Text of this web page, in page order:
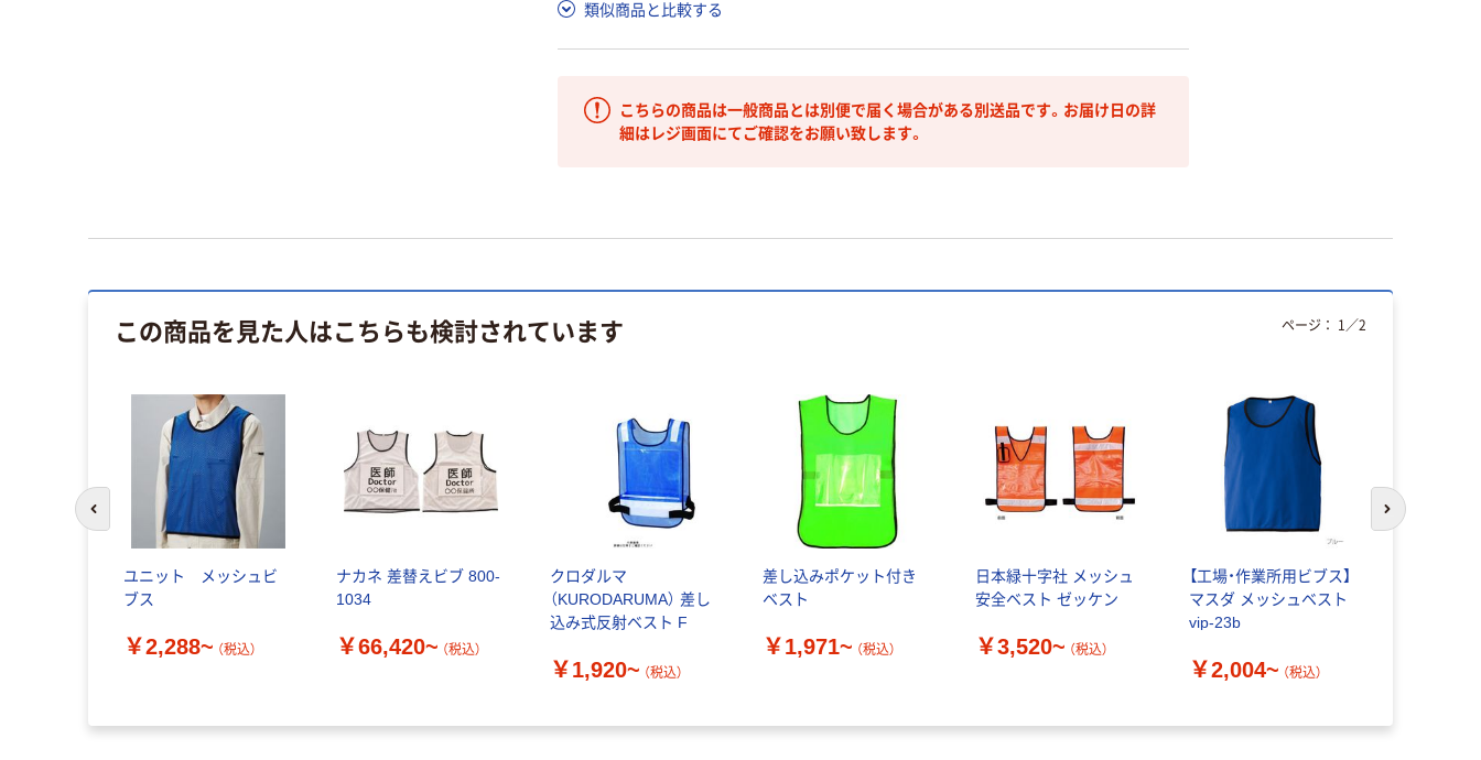
類似商品と比較する
こちらの商品は一般商品とは別便で届く場合がある別送品です。お届け日の詳
細はレジ画面にてご確認をお願い致します。
この商品を見た人はこちらも検討されています
ユニット メッシュビ
ブス
￥2,288~ （税込）
ナカネ 差替えビブ 800-
1034
￥66,420~ （税込）
クロダルマ
（KURODARUMA） 差し
込み式反射ベスト F
￥1,920~ （税込）
差し込みポケット付き
ベスト
￥1,971~ （税込）
日本緑十字社 メッシュ
安全ベスト ゼッケン
￥3,520~ （税込）
【工場・作業所用ビブス】
マスダ メッシュベスト
vip-23b
￥2,004~ （税込）
ページ： 1 ／2
前のスライドへ 次のスライド